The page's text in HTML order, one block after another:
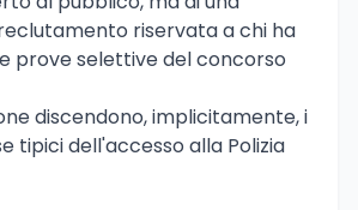
riservata a chi ha
prove selettive del concorso
discendono, implicitamente, i
tipici dell'accesso alla Polizia